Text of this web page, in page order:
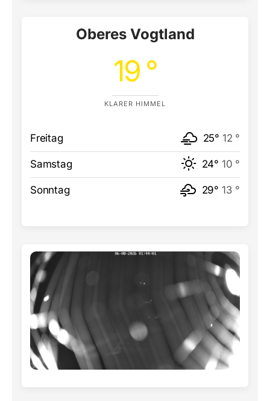
Oberes Vogtland
19 °
KLARER HIMMEL
Freitag 25° 12 °
Samstag 24° 10 °
Sonntag 29° 13 °